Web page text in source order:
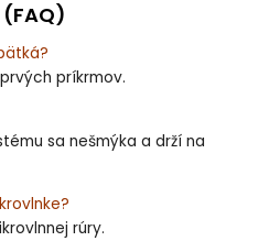
príkrmov.
sa nešmýka a drží na
rúry.